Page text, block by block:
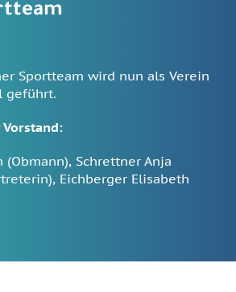
Sportteam wird nun als Verein
geführt.
Schrettner Anja
Eichberger Elisabeth